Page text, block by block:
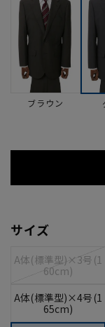
ブラウン
サイズ
A体(標準型)×3号(1
60cm)
A体(標準型)×4号(1
65cm)